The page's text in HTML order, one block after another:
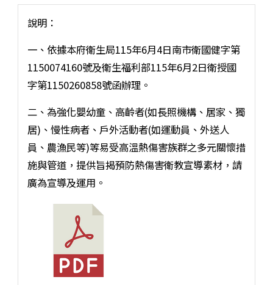
說明：
一、依據本府衛生局115年6月4日南市衛國健字第
1150074160號及衛生福利部115年6月2日衛授國
字第1150260858號函辦理。
二、為強化嬰幼童、高齡者(如長照機構、居家、獨
居)、慢性病者、戶外活動者(如運動員、外送人
員、農漁民等)等易受高溫熱傷害族群之多元關懷措
施與管道，提供旨揭預防熱傷害衛教宣導素材，請
廣為宣導及運用。